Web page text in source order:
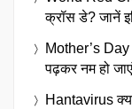
क्रॉस डे? जानें
Mother’s Day
पढ़कर नम हो
Hantavirus